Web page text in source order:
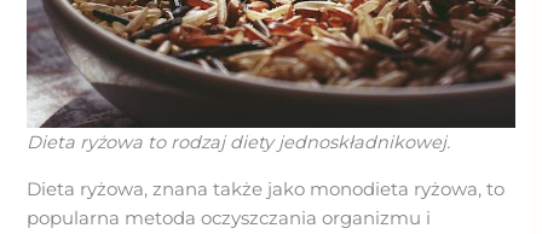
Dieta ryżowa to rodzaj diety jednoskładnikowej.
Dieta ryżowa, znana także jako monodieta ryżowa, to
popularna metoda oczyszczania organizmu i